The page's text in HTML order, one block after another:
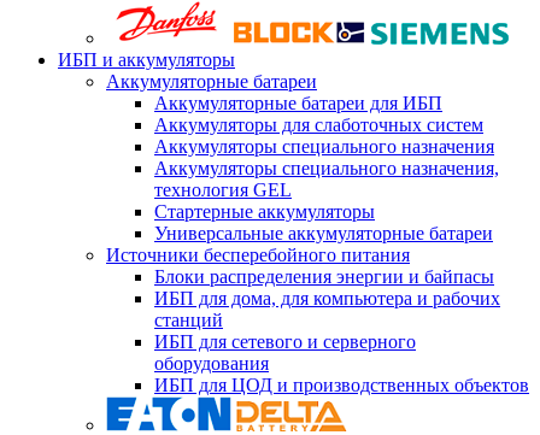
ИБП и аккумуляторы
Аккумуляторные батареи
Аккумуляторные батареи для ИБП
Аккумуляторы для слаботочных систем
Аккумуляторы специального назначения
Аккумуляторы специального назначения,
технология GEL
Стартерные аккумуляторы
Универсальные аккумуляторные батареи
Источники бесперебойного питания
Блоки распределения энергии и байпасы
ИБП для дома, для компьютера и рабочих
станций
ИБП для сетевого и серверного
оборудования
ИБП для ЦОД и производственных объектов